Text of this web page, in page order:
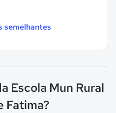
semelhantes
Escola Mun Rural
Fatima?